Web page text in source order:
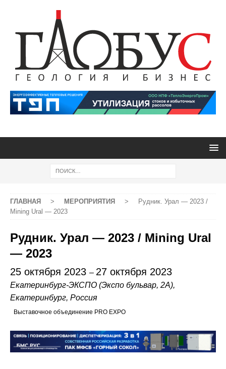
ГЛАВНАЯ > МЕРОПРИЯТИЯ >
Рудник. Урал — 2023 /
Mining Ural — 2023
Рудник. Урал — 2023 / Mining Ural
— 2023
25 октября 2023 – 27 октября 2023
Екатеринбург-ЭКСПО (Экспо бульвар, 2А),
Екатеринбург, Россия
Выставочное объединение PRO EXPO